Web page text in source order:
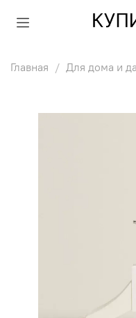
Главная Для дома и